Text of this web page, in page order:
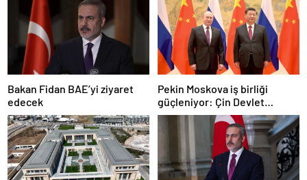
Bakan Fidan BAE’yi ziyaret
edecek
Pekin Moskova iş birliği
güçleniyor: Çin Devlet
Başkanı Zafer Günü için
Rusya’da olacak